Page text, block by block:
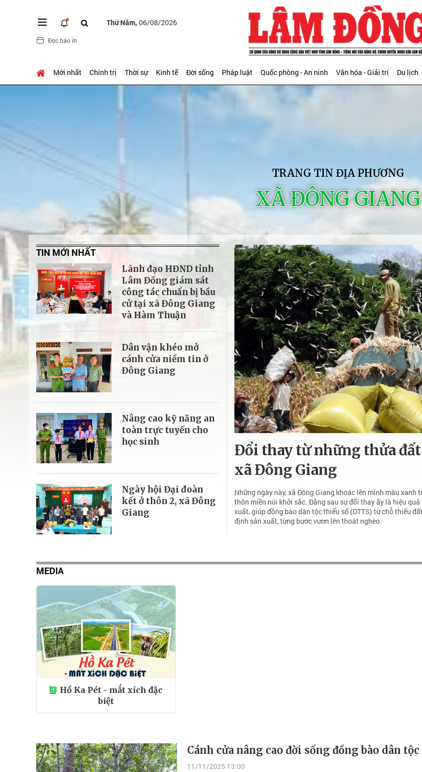
Thứ Năm, 06/08/2026
Đọc báo in
Mới nhất Chính trị Thời sự Kinh tế Đời sống Pháp luật Quốc phòng - An ninh Văn hóa - Giải trí Du lịch
TRANG TIN ĐỊA PHƯƠNG
XÃ ĐÔNG GIANG
Đổi thay từ những thửa đất
xã Đông Giang
Những ngày này, xã Đông Giang khoác lên mình màu xanh
thôn miền núi khởi sắc. Đằng sau sự đổi thay ấy là hiệu
xuất, giúp đồng bào dân tộc thiểu số (DTTS) từ chỗ thiếu
định sản xuất, từng bước vươn lên thoát nghèo.
TIN MỚI NHẤT
Lãnh đạo HĐND tỉnh
Lâm Đồng giám sát
công tác chuẩn bị bầu
cử tại xã Đông Giang
và Hàm Thuận
Dân vận khéo mở
cánh cửa niềm tin ở
Đông Giang
Nâng cao kỹ năng an
toàn trực tuyến cho
học sinh
Ngày hội Đại đoàn
kết ở thôn 2, xã Đông
Giang
MEDIA
Hồ Ka Pét - mắt xích đặc
biệt
Cánh cửa nâng cao đời sống đồng bào dân
11/11/2025 13:00